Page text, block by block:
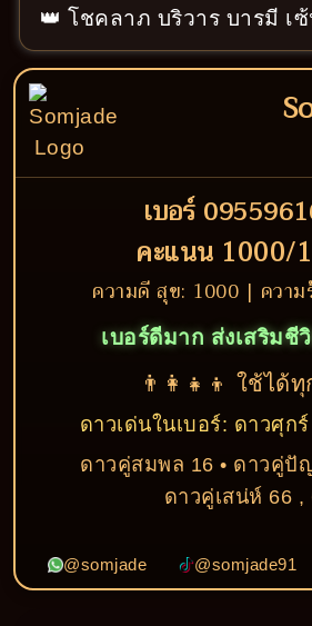
👑 โชคลาภ บริวาร บารมี เ
เบอร์
คะแนน 1000/
ความดี สุข: 1000 | ควา
เบอร์ดีมาก ส่งเสริมชี
👨‍👩‍👧‍👦 ใช้ได้ทุ
ดาวเด่นในเบอร์: ดาวศุก
ดาวคู่สมพล 16 • ดาวคู่ปั
ดาวคู่เสน่ห์ 66 ,
@somjade @somjade91